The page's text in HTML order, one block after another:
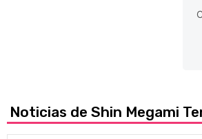
Noticias de Shin Megami